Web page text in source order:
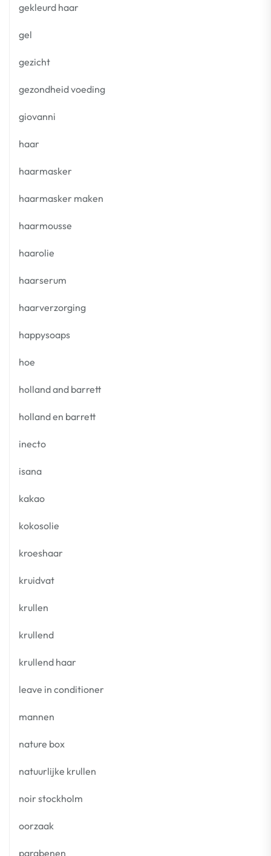
gekleurd haar
gel
gezicht
gezondheid voeding
giovanni
haar
haarmasker
haarmasker maken
haarmousse
haarolie
haarserum
haarverzorging
happysoaps
hoe
holland and barrett
holland en barrett
inecto
isana
kakao
kokosolie
kroeshaar
kruidvat
krullen
krullend
krullend haar
leave in conditioner
mannen
nature box
natuurlijke krullen
noir stockholm
oorzaak
parabenen